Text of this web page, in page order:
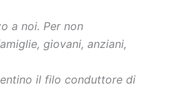
a noi. Per non
giovani, anziani,
il filo conduttore di